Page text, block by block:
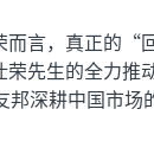
而言，真正的“
先生的全力
深耕中国市场